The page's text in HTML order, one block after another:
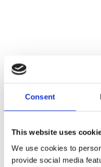
Consent
This website uses
We use cookies to
provide social media